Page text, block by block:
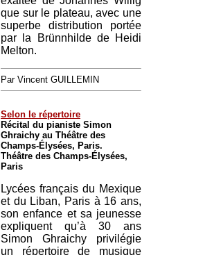
que sur le plateau, avec une
superbe distribution portée
par la Brünnhilde de Heidi
Melton.
Par Vincent GUILLEMIN
Selon le répertoire
Récital du pianiste Simon
Ghraichy au Théâtre des
Champs-Élysées, Paris.
Théâtre des Champs-Élysées,
Paris
Lycées français du Mexique
et du Liban, Paris à 16 ans,
son enfance et sa jeunesse
expliquent qu’à 30 ans
Simon Ghraichy privilégie
un répertoire de musique